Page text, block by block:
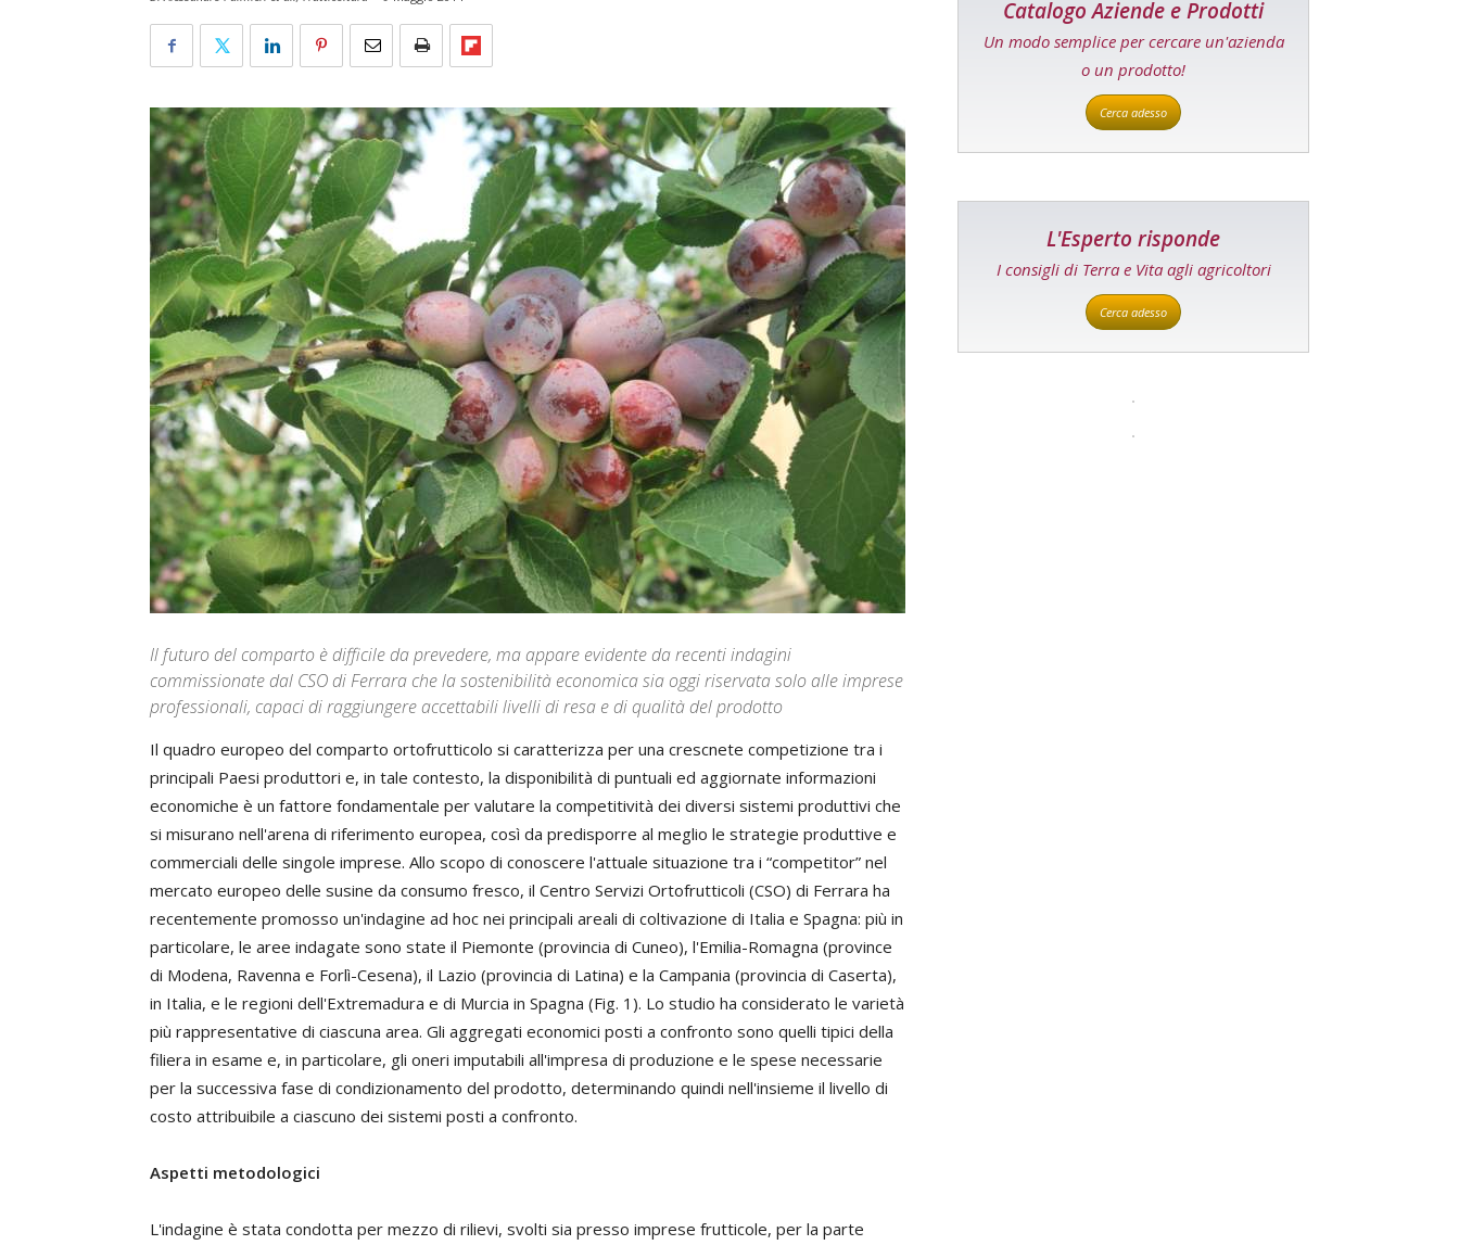
Il futuro del comparto è difficile da prevedere, ma appare evidente da recenti indagini
commissionate dal CSO di Ferrara che la sostenibilità economica sia oggi riservata solo alle imprese
professionali, capaci di raggiungere accettabili livelli di resa e di qualità del prodotto
Il quadro europeo del comparto ortofrutticolo si caratterizza per una crescnete competizione tra i
principali Paesi produttori e, in tale contesto, la disponibilità di puntuali ed aggiornate informazioni
economiche è un fattore fondamentale per valutare la competitività dei diversi sistemi produttivi che
si misurano nell'arena di riferimento europea, così da predisporre al meglio le strategie produttive e
commerciali delle singole imprese. Allo scopo di conoscere l'attuale situazione tra i “competitor” nel
mercato europeo delle susine da consumo fresco, il Centro Servizi Ortofrutticoli (CSO) di Ferrara ha
recentemente promosso un'indagine ad hoc nei principali areali di coltivazione di Italia e Spagna: più in
particolare, le aree indagate sono state il Piemonte (provincia di Cuneo), l'Emilia-Romagna (province
di Modena, Ravenna e Forlì-Cesena), il Lazio (provincia di Latina) e la Campania (provincia di Caserta),
in Italia, e le regioni dell'Extremadura e di Murcia in Spagna (Fig. 1). Lo studio ha considerato le varietà
più rappresentative di ciascuna area. Gli aggregati economici posti a confronto sono quelli tipici della
filiera in esame e, in particolare, gli oneri imputabili all'impresa di produzione e le spese necessarie
per la successiva fase di condizionamento del prodotto, determinando quindi nell'insieme il livello di
costo attribuibile a ciascuno dei sistemi posti a confronto.
Aspetti metodologici
L'indagine è stata condotta per mezzo di rilievi, svolti sia presso imprese frutticole, per la parte
Catalogo Aziende e Prodotti
Un modo semplice per cercare un'azienda
o un prodotto!
Cerca adesso
L'Esperto risponde
I consigli di Terra e Vita agli agricoltori
Cerca adesso